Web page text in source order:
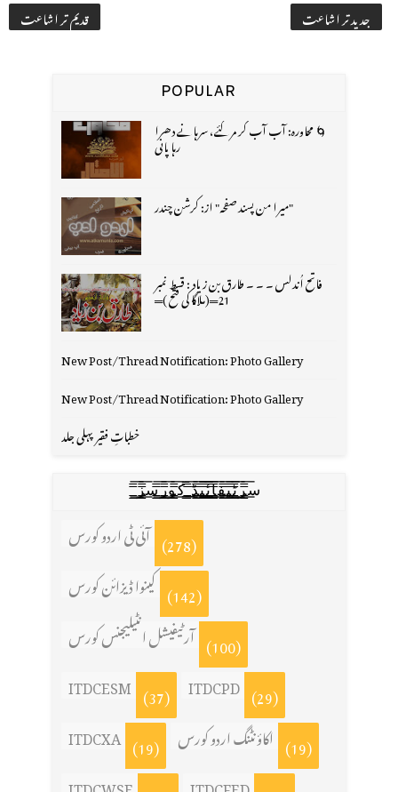
جدید تر اشاعت قدیم تر اشاعت
POPULAR
🌀 محاورہ: آب آب کر مر گئے، سرہانے دھرا
رہا پانی
"میرا من پسند صفحہ" از: کرشن چندر
فاتح اُندلس ۔ ۔ ۔ طارق بن زیاد : قسط نمبر
21═(ملاگا کی فتح )═
New Post/Thread Notification: Photo Gallery
New Post/Thread Notification: Photo Gallery
خطباتِ فقیر پہلی جلد
س̳̿͟͞ر̳̿͟͞ٹ̳̿͟͞ی̳̿͟͞ف̳̿͟͞ا̳̿͟͞ي̳̳̿ٔ̿͟͟͞͞ی̳̿͟͞ڈ̳̿͟͞ ̳̿͟͞ک̳̿͟͞و̳̿͟͞ر̳̿͟͞س̳̿͟͞ز̳̿͟͞
آئی ٹی اردو کورس (278)
کینوا ڈیزائن کورس (142)
آرٹیفیشل انٹیلیجنس کورس (100)
ITDCESM (37) ITDCPD (29)
ITDCXA (19) اکاؤنٹنگ اردو کورس (19)